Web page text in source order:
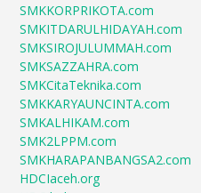
SMKKORPRIKOTA.com
SMKITDARULHIDAYAH.com
SMKSIROJULUMMAH.com
SMKSAZZAHRA.com
SMKCitaTeknika.com
SMKKARYAUNCINTA.com
SMKALHIKAM.com
SMK2LPPM.com
SMKHARAPANBANGSA2.com
HDCIaceh.org